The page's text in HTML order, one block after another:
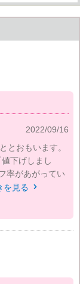
2022/09/16
とおもいます。
下げしまし
率があがってい
を見る 